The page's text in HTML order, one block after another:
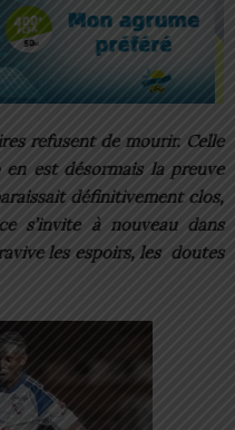
refusent de mourir. Celle
est désormais la preuve
définitivement clos,
s’invite à nouveau dans
les espoirs, les doutes